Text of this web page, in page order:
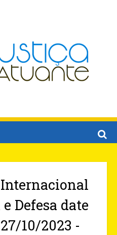
Internacional
Defesa date
10/2023 -